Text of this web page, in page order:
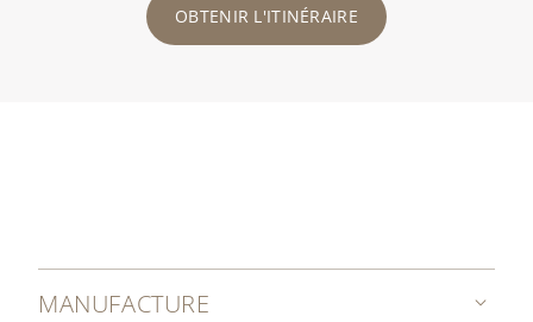
OBTENIR L'ITINÉRAIRE
MANUFACTURE